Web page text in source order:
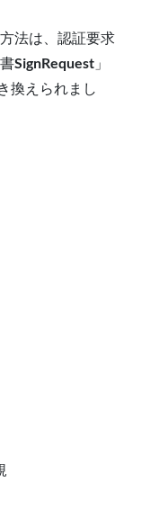
法は、認証要求
SignRequest 」
換えられまし